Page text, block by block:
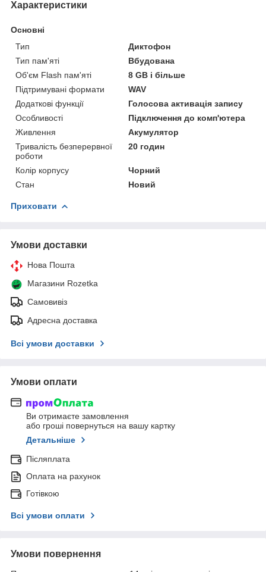
Характеристики
Основні
Тип
Диктофон
Тип пам'яті
Вбудована
Об'єм Flash пам'яті
8 GB і більше
Підтримувані формати
WAV
Додаткові функції
Голосова активація запису
Особливості
Підключення до комп'ютера
Живлення
Акумулятор
Тривалість безперервної
роботи
20 годин
Колір корпусу
Чорний
Стан
Новий
Приховати
Умови доставки
Нова Пошта
Магазини Rozetka
Самовивіз
Адресна доставка
Всі умови доставки
Умови оплати
Ви отримаєте замовлення
або гроші повернуться на вашу картку
Детальніше
Післяплата
Оплата на рахунок
Готівкою
Всі умови оплати
Умови повернення